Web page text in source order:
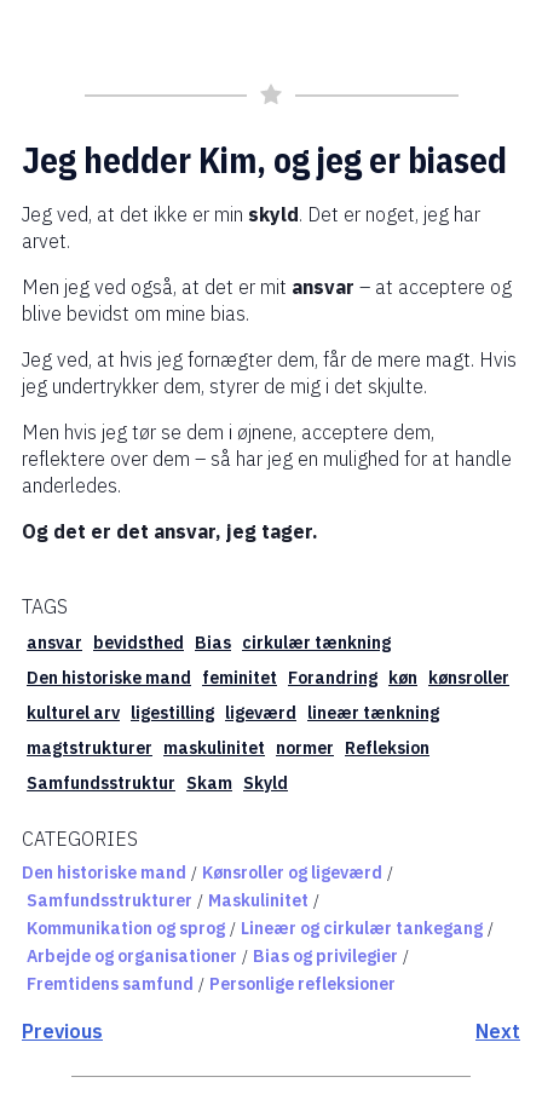
Jeg hedder Kim, og jeg er biased
Jeg ved, at det ikke er min skyld. Det er noget, jeg har
arvet.
Men jeg ved også, at det er mit ansvar – at acceptere og
blive bevidst om mine bias.
Jeg ved, at hvis jeg fornægter dem, får de mere magt. Hvis
jeg undertrykker dem, styrer de mig i det skjulte.
Men hvis jeg tør se dem i øjnene, acceptere dem,
reflektere over dem – så har jeg en mulighed for at handle
anderledes.
Og det er det ansvar, jeg tager.
TAGS
ansvar bevidsthed Bias cirkulær tænkning
Den historiske mand
feminitet Forandring køn
kønsroller
kulturel arv ligestilling ligeværd
lineær tænkning
magtstrukturer
maskulinitet normer
Refleksion
Samfundsstruktur
Skam Skyld
CATEGORIES
Den historiske mand / Kønsroller og ligeværd /
Samfundsstrukturer / Maskulinitet /
Kommunikation og sprog / Lineær og cirkulær tankegang /
Arbejde og organisationer / Bias og privilegier /
Fremtidens samfund / Personlige refleksioner
Previous Next